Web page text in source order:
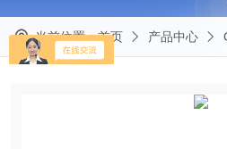
当前位置：首页 产品中心